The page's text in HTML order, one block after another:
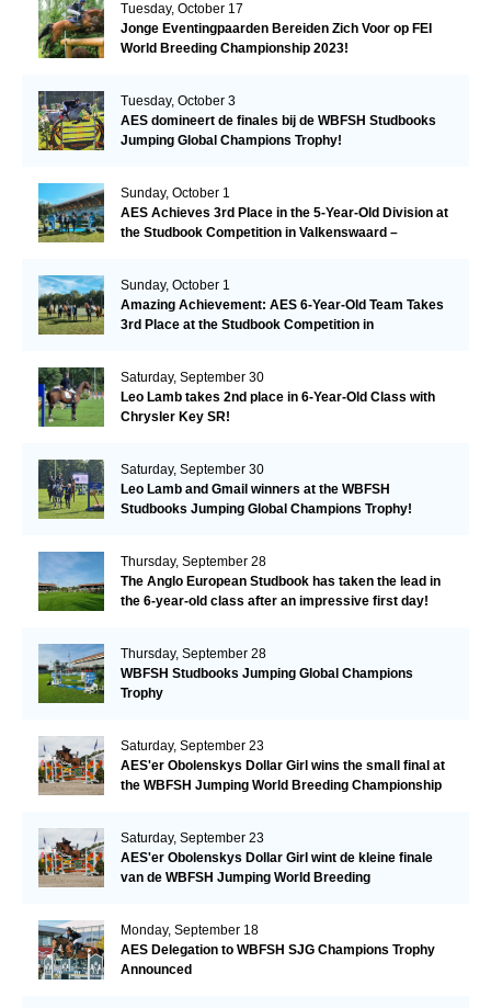
Tuesday, October 17
Jonge Eventingpaarden Bereiden Zich Voor op FEI
World Breeding Championship 2023!
Tuesday, October 3
AES domineert de finales bij de WBFSH Studbooks
Jumping Global Champions Trophy!
Sunday, October 1
AES Achieves 3rd Place in the 5-Year-Old Division at
the Studbook Competition in Valkenswaard –
Sunday, October 1
Amazing Achievement: AES 6-Year-Old Team Takes
3rd Place at the Studbook Competition in
Saturday, September 30
Leo Lamb takes 2nd place in 6-Year-Old Class with
Chrysler Key SR!
Saturday, September 30
Leo Lamb and Gmail winners at the WBFSH
Studbooks Jumping Global Champions Trophy!
Thursday, September 28
The Anglo European Studbook has taken the lead in
the 6-year-old class after an impressive first day!​
Thursday, September 28
WBFSH Studbooks Jumping Global Champions
Trophy
Saturday, September 23
AES'er Obolenskys Dollar Girl wins the small final at
the WBFSH Jumping World Breeding Championship
Saturday, September 23
AES'er Obolenskys Dollar Girl wint de kleine finale
van de WBFSH Jumping World Breeding
Monday, September 18
AES Delegation to WBFSH SJG Champions Trophy
Announced